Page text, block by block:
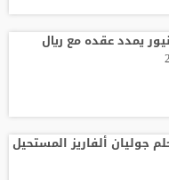
يمدد عقده مع ريال
جوليان ألفاريز المستحيل